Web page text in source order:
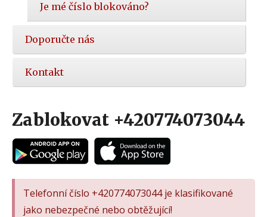
Je mé číslo blokováno?
Doporučte nás
Kontakt
Zablokovat +420774073044
Telefonní číslo +420774073044 je klasifikované
jako nebezpečné nebo obtěžující!